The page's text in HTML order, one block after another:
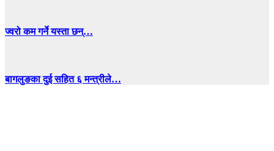
ज्वरो कम गर्ने यस्ता छन्…
बागलुङका दुई सहित ६ मन्त्रीले…